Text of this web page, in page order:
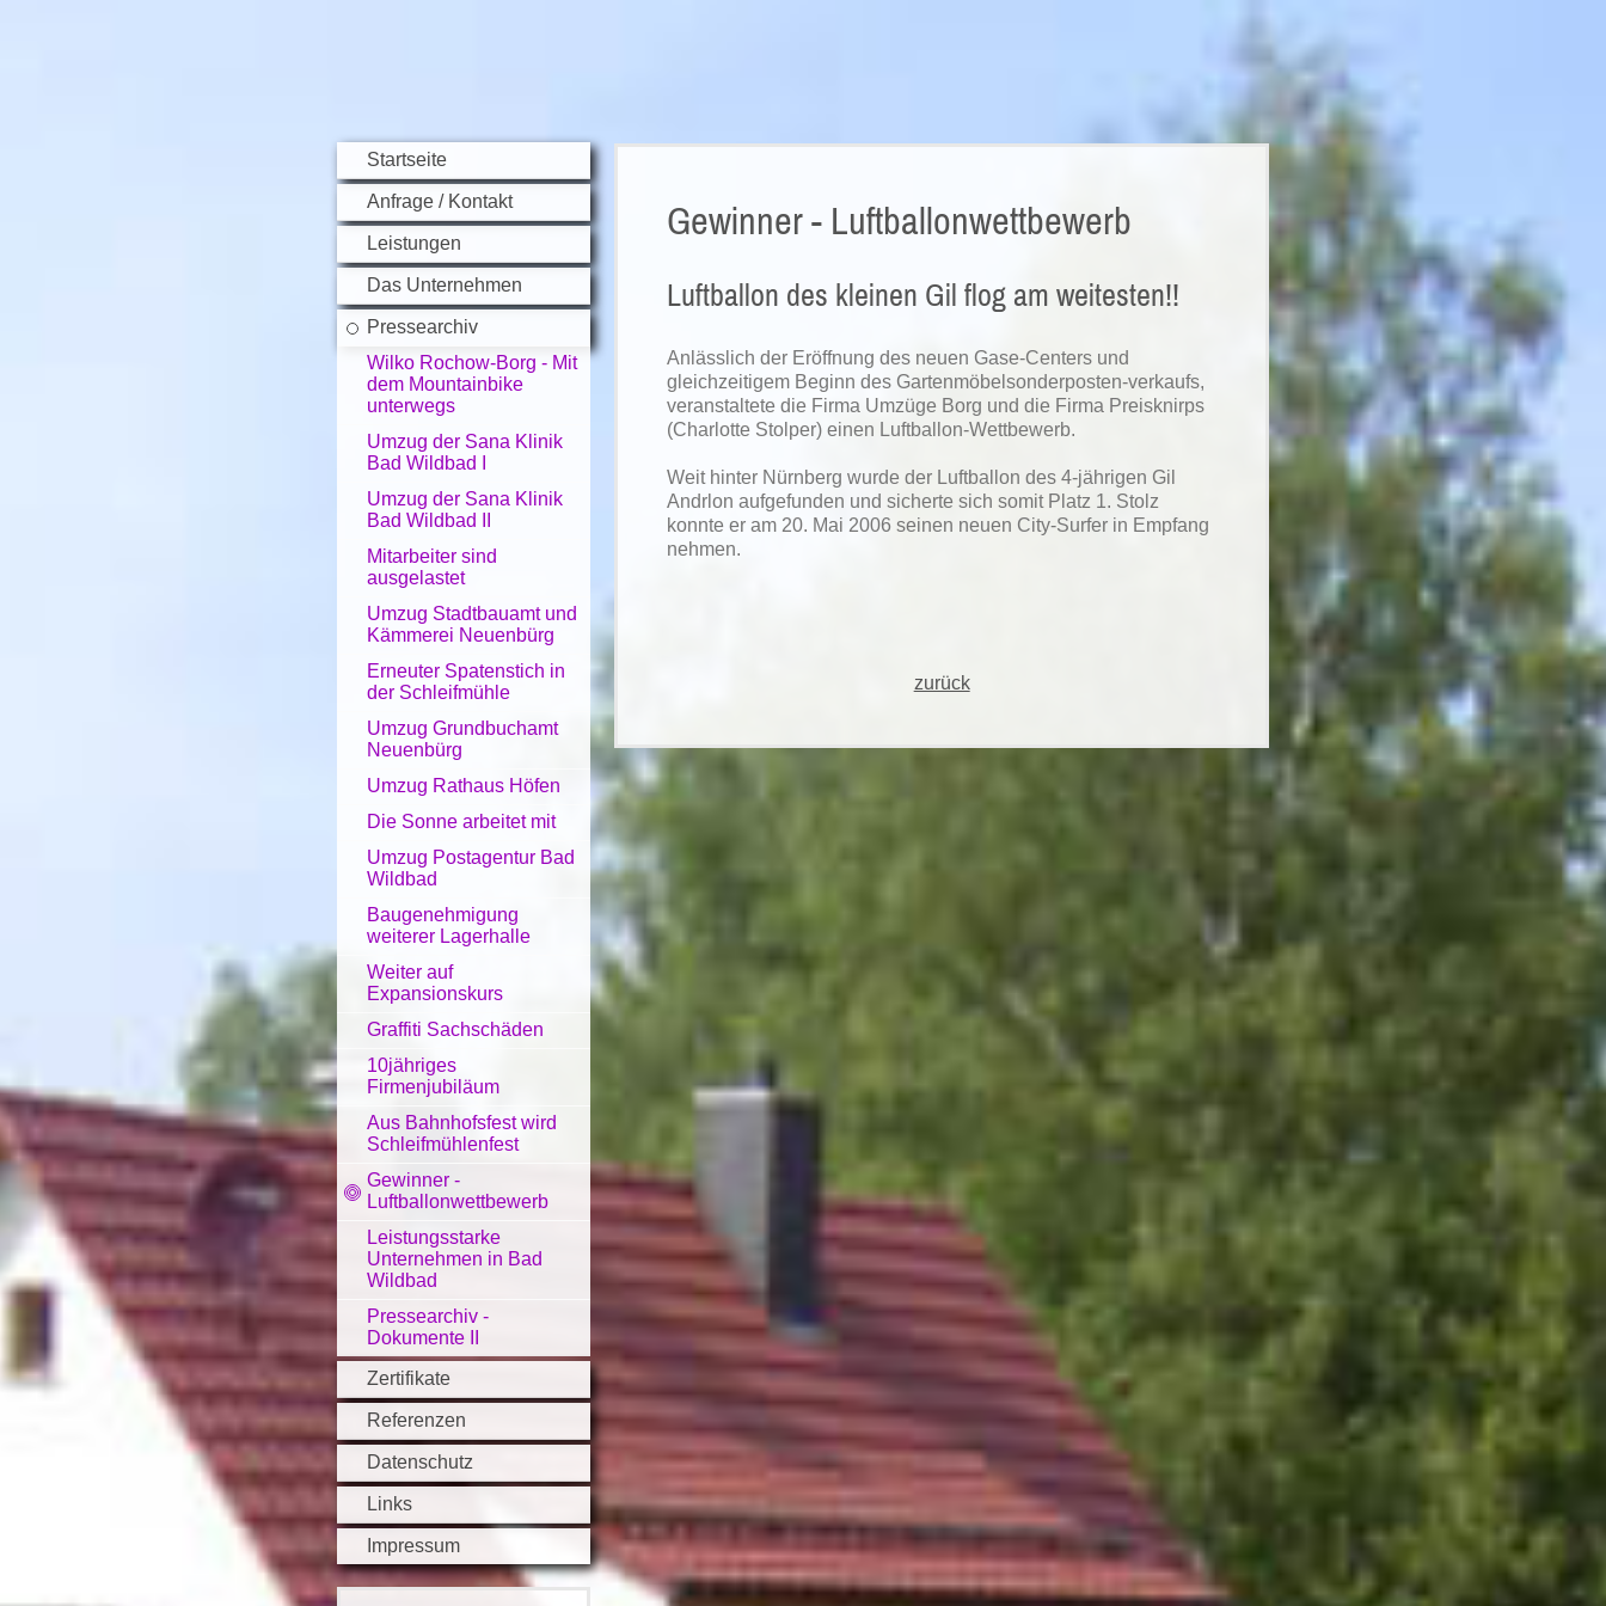
Startseite
Anfrage / Kontakt
Leistungen
Das Unternehmen
Pressearchiv
Wilko Rochow-Borg - Mit
dem Mountainbike
unterwegs
Umzug der Sana Klinik
Bad Wildbad I
Umzug der Sana Klinik
Bad Wildbad II
Mitarbeiter sind
ausgelastet
Umzug Stadtbauamt und
Kämmerei Neuenbürg
Erneuter Spatenstich in
der Schleifmühle
Umzug Grundbuchamt
Neuenbürg
Umzug Rathaus Höfen
Die Sonne arbeitet mit
Umzug Postagentur Bad
Wildbad
Baugenehmigung
weiterer Lagerhalle
Weiter auf
Expansionskurs
Graffiti Sachschäden
10jähriges
Firmenjubiläum
Aus Bahnhofsfest wird
Schleifmühlenfest
Gewinner -
Luftballonwettbewerb
Leistungsstarke
Unternehmen in Bad
Wildbad
Pressearchiv -
Dokumente II
Zertifikate
Referenzen
Datenschutz
Links
Impressum
Gewinner - Luftballonwettbewerb
Luftballon des kleinen Gil flog am weitesten!!
Anlässlich der Eröffnung des neuen Gase-Centers und
gleichzeitigem Beginn des Gartenmöbelsonderposten-verkaufs,
veranstaltete die Firma Umzüge Borg und die Firma Preisknirps
(Charlotte Stolper) einen Luftballon-Wettbewerb.
Weit hinter Nürnberg wurde der Luftballon des 4-jährigen Gil
Andrlon aufgefunden und sicherte sich somit Platz 1. Stolz
konnte er am 20. Mai 2006 seinen neuen City-Surfer in Empfang
nehmen.
zurück